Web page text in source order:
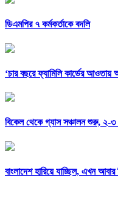
ডিএমপির ৭ কর্মকর্তাকে বদলি
‘চার বছরে ফ্যামিলি কার্ডের
বিকেল থেকে গ্যাস সঞ্চালন শুরু, ২-৩
বাংলাদেশ হারিয়ে যাচ্ছিল, এখন